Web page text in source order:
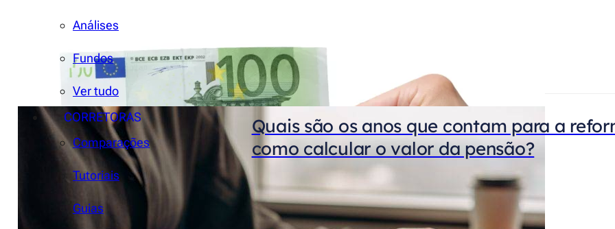
Análises
Fundos
Ver tudo
CORRETORAS
Comparações
Tutoriais
Guias
Quais são os anos que contam para a
como calcular o valor da pensão?